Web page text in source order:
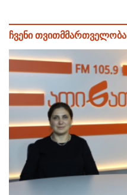
ჩვენი თვითმმართველობა